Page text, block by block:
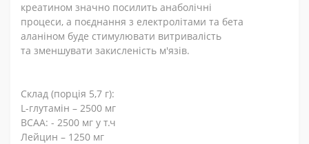
креатином значно посилить анаболічні
процеси, а поєднання з електролітами та бета
аланіном буде стимулювати витривалість
та зменшувати закисленість м'язів.
Склад (порція 5,7 г):
L-глутамін – 2500 мг
BCAA: - 2500 мг у т.ч
Лейцин – 1250 мг